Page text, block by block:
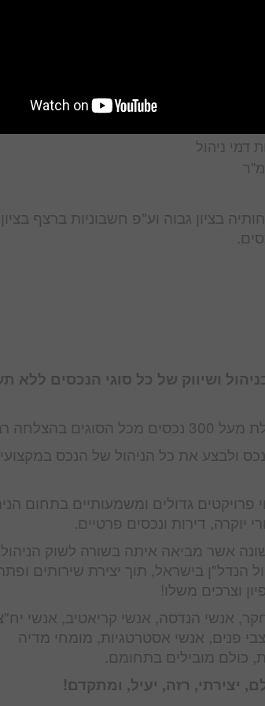
דמי ניהול
ושיווק של כל סוגי הנכסים ללא
רבה.
ולבצע את כל הניהול של הנכס
פרויקטים גדולים ומשמעותיים בתחום
יוקרה, דירות ונכסים פרטיים.
אשר מביאה איתה בשורה לשוק
הנדל"ן בישראל, תוך יצירת שירותים
וצרכים משלו!
אנשי הנדסה, אנשי קריאטיב, אנשי
פנים, אנשי אסטרטגיות, מומחי מדיה
כולם מובילים בתחומם.
יצירתי, רזה, יעיל, ומתקדם!